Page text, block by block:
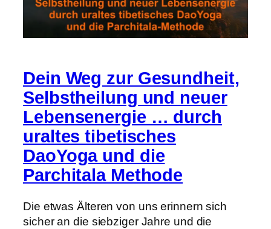
Dein Weg zur Gesundheit,
Selbstheilung und neuer
Lebensenergie … durch
uraltes tibetisches
DaoYoga und die
Parchitala Methode
Die etwas Älteren von uns erinnern sich
sicher an die siebziger Jahre und die